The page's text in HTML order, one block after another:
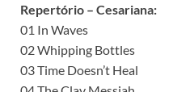
Repertório – Cesariana:
01 In Waves
02 Whipping Bottles
03 Time Doesn’t Heal